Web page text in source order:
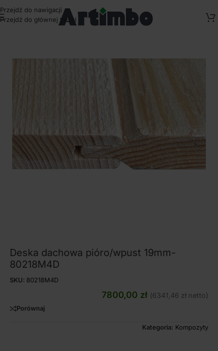
Przejdź do nawigacji
Przejdź do głównej treści
Strona główna
Deska dachowa pióro/wpust 19mm-
80218M4D
SKU: 80218M4D
7800,00 zł (6341,46 zł netto)
Porównaj
Kategoria: Kompozyty